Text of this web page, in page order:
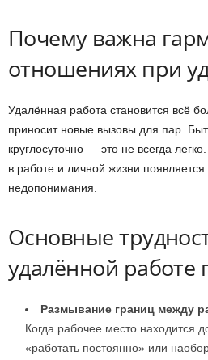
Почему важна
отношениях при
Удалённая работа становится всё
приносит новые вызовы для пар.
круглосуточно — это не всегда
в работе и личной жизни
недопонимания.
Основные
удалённой работе
Размывание границ между
Когда рабочее место находится
«работать постоянно» или